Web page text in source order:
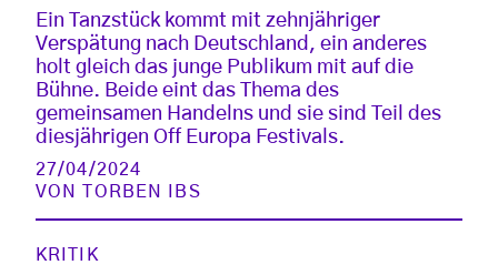
Ein Tanzstück kommt mit zehnjähriger
Verspätung nach Deutschland, ein anderes
holt gleich das junge Publikum mit auf die
Bühne. Beide eint das Thema des
gemeinsamen Handelns und sie sind Teil des
diesjährigen Off Europa Festivals.
27/04/2024
VON
TORBEN IBS
KRITIK